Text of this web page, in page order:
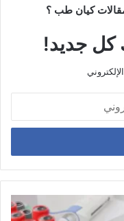
كيان طب ؟
كل جديد!